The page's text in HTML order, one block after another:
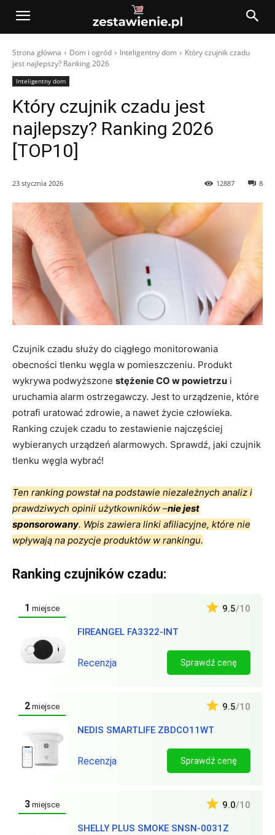
Strona główna Dom i ogród Inteligentny dom
Który czujnik czadu
jest najlepszy? Ranking 2026
Inteligentny dom
Który czujnik czadu jest
najlepszy? Ranking 2026
[TOP10]
23 stycznia 2026 8
12887
Czujnik czadu służy do ciągłego monitorowania
obecności tlenku węgla w pomieszczeniu. Produkt
wykrywa podwyższone stężenie CO w powietrzu i
uruchamia alarm ostrzegawczy. Jest to urządzenie, które
potrafi uratować zdrowie, a nawet życie człowieka.
Ranking czujek czadu to zestawienie najczęściej
wybieranych urządzeń alarmowych. Sprawdź, jaki czujnik
tlenku węgla wybrać!
Ten ranking powstał na podstawie niezależnych analiz i
prawdziwych opinii użytkowników –nie jest
sponsorowany. Wpis zawiera linki afiliacyjne, które nie
wpływają na pozycje produktów w rankingu.
Ranking czujników czadu:
1 miejsce
FIREANGEL FA3322-INT
9.5/10
Recenzja Sprawdź cenę
2 miejsce
NEDIS SMARTLIFE ZBDCO11WT
9.5/10
Recenzja Sprawdź cenę
3 miejsce
SHELLY PLUS SMOKE SNSN-0031Z
9.0/10